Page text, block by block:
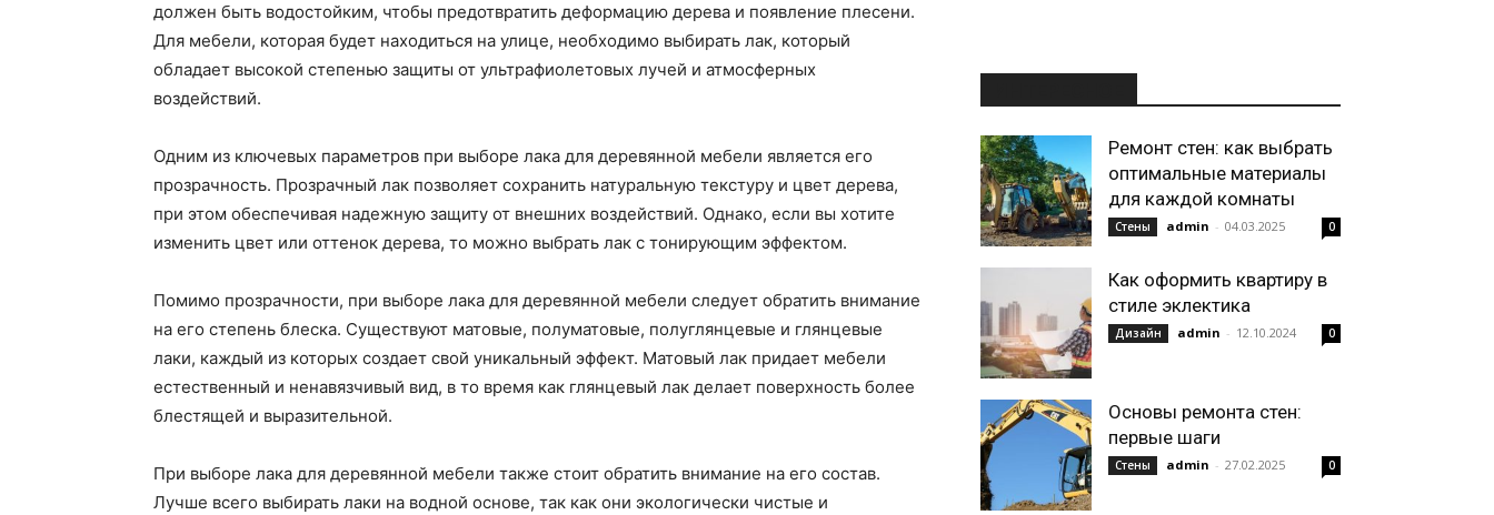
должен быть водостойким, чтобы предотвратить деформацию дерева и появление плесени.
Для мебели, которая будет находиться на улице, необходимо выбирать лак, который
обладает высокой степенью защиты от ультрафиолетовых лучей и атмосферных
воздействий.
Одним из ключевых параметров при выборе лака для деревянной мебели является его
прозрачность. Прозрачный лак позволяет сохранить натуральную текстуру и цвет дерева,
при этом обеспечивая надежную защиту от внешних воздействий. Однако, если вы хотите
изменить цвет или оттенок дерева, то можно выбрать лак с тонирующим эффектом.
Помимо прозрачности, при выборе лака для деревянной мебели следует обратить внимание
на его степень блеска. Существуют матовые, полуматовые, полуглянцевые и глянцевые
лаки, каждый из которых создает свой уникальный эффект. Матовый лак придает мебели
естественный и ненавязчивый вид, в то время как глянцевый лак делает поверхность более
блестящей и выразительной.
При выборе лака для деревянной мебели также стоит обратить внимание на его состав.
Лучше всего выбирать лаки на водной основе, так как они экологически чистые и
Ремонт стен: как выбрать
оптимальные материалы
для каждой комнаты
Стены admin - 04.03.2025 0
Как оформить квартиру в
стиле эклектика
Дизайн admin - 12.10.2024 0
Основы ремонта стен:
первые шаги
Стены admin - 27.02.2025 0